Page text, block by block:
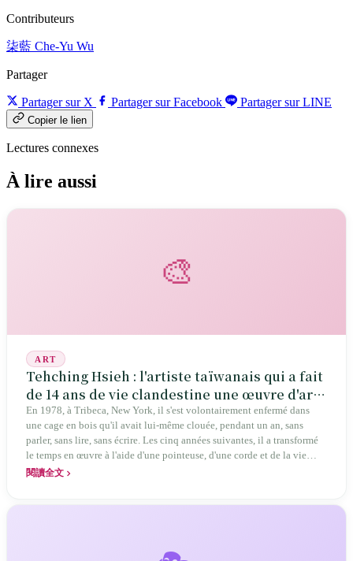
Contributeurs
柒藍 Che-Yu Wu
Partager
Partager sur X Partager sur Facebook Partager sur LINE
Copier le lien
Lectures connexes
À lire aussi
🎨
ART
Tehching Hsieh : l'artiste taïwanais qui a fait
de 14 ans de vie clandestine une œuvre d'art
performatif
En 1978, à Tribeca, New York, il s'est volontairement enfermé dans
une cage en bois qu'il avait lui-même clouée, pendant un an, sans
parler, sans lire, sans écrire. Les cinq années suivantes, il a transformé
le temps en œuvre à l'aide d'une pointeuse, d'une corde et de la vie
dans la rue ; puis il a créé de l'art pendant 13 ans sans jamais le montrer
閱讀全文